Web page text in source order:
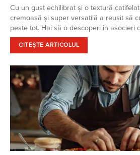
Cu un gust echilibrat și o textură
cremoasă și super versatilă a reușit să
peste tot. Hai să o descoperi în asocieri
CITEȘTE ARTICOLUL